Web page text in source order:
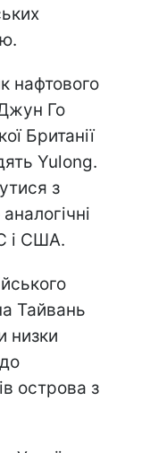
нафтового
Го
Британії
Yulong.
з
і США.
Тайвань
низки
острова з